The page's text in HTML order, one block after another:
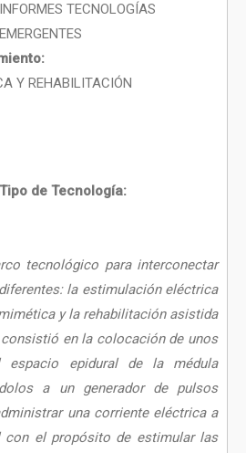
INFORMES TECNOLOGÍAS
EMERGENTES
Y REHABILITACIÓN
Tipo de Tecnología:
tecnológico para interconectar
la estimulación eléctrica
y la rehabilitación asistida
en la colocación de unos
espacio epidural de la médula
a un generador de pulsos
una corriente eléctrica a
con el propósito de estimular las